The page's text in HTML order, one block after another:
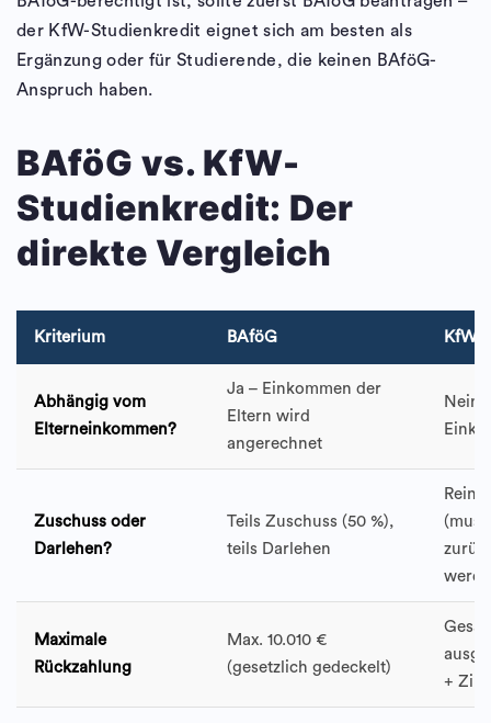
der KfW-Studienkredit eignet sich am besten als
Ergänzung oder für Studierende, die keinen BAföG-
Anspruch haben.
BAföG vs. KfW-
Studienkredit: Der
direkte Vergleich
Kriterium BAföG KfW-
Abhängig vom
Elterneinkommen?
Ja – Einkommen der
Eltern wird
angerechnet
Nein
Zuschuss oder
Darlehen?
Teils Zuschuss (50 %),
teils Darlehen
Maximale
Rückzahlung
Max. 10.010 €
(gesetzlich gedeckelt)
+